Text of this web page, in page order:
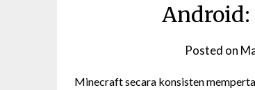
Android:
Posted on
Minecraft secara konsisten